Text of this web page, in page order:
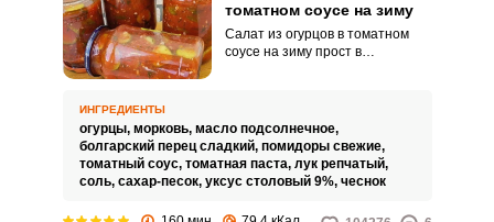
томатном соусе на зиму
Салат из огурцов в томатном
соусе на зиму прост в
по-разному. Невероятно
вкусными получаются огурчики в
томатном соусе.
ИНГРЕДИЕНТЫ
огурцы, морковь, масло подсолнечное,
болгарский перец сладкий, помидоры свежие,
томатный соус, томатная паста, лук репчатый,
соль, сахар-песок, уксус столовый 9%, чеснок